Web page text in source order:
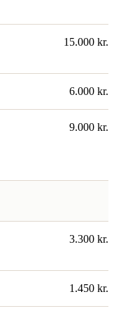
15.000 kr.
6.000 kr.
9.000 kr.
3.300 kr.
1.450 kr.